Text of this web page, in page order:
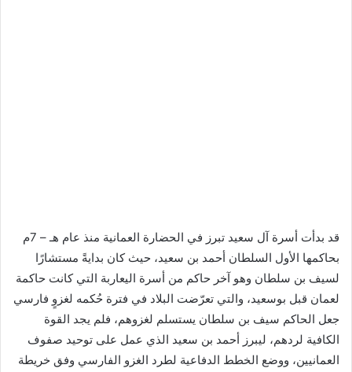
قد بدأت أسرة آل سعيد تبرز في الحضارة العمانية منذ عام هـ – 7م
بحاكمها الأول السلطان أحمد بن سعيد، حيث كان بدايةً مستشارًا
لسيف بن سلطان وهو آخر حاكم من أسرة اليعاربة التي كانت حاكمة
لعمان قبل بوسعيد، والتي تعرّضت البلاد في فترة حُكمه لغزوٍ فارسي
جعل الحاكم سيف بن سلطان يستسلم لغزوهم، فلم يجد القوة
الكافية لردهم، ليبرز أحمد بن سعيد الذي عمل على توحيد صفوف
العمانيين، ووضع الخطط الدفاعية لطرد الغزو الفارسي وفق خريطة